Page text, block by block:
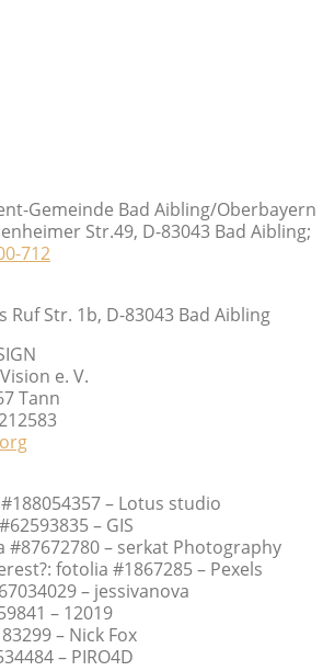
Gemeinde Bad Aibling/Oberbayern
Str.49, D-83043 Bad Aibling;
712
Ruf Str. 1b, D-83043 Bad Aibling
e. V.
Tann
– Lotus studio
– GIS
– serkat Photography
fotolia #1867285 – Pexels
– jessivanova
– 12019
– Nick Fox
– PIRO4D